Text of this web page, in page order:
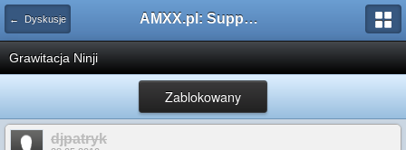
← Dyskusje AMXX.pl: Support AMX Mod X i SourceMod
Grawitacja Ninji
Zablokowany
djpatryk